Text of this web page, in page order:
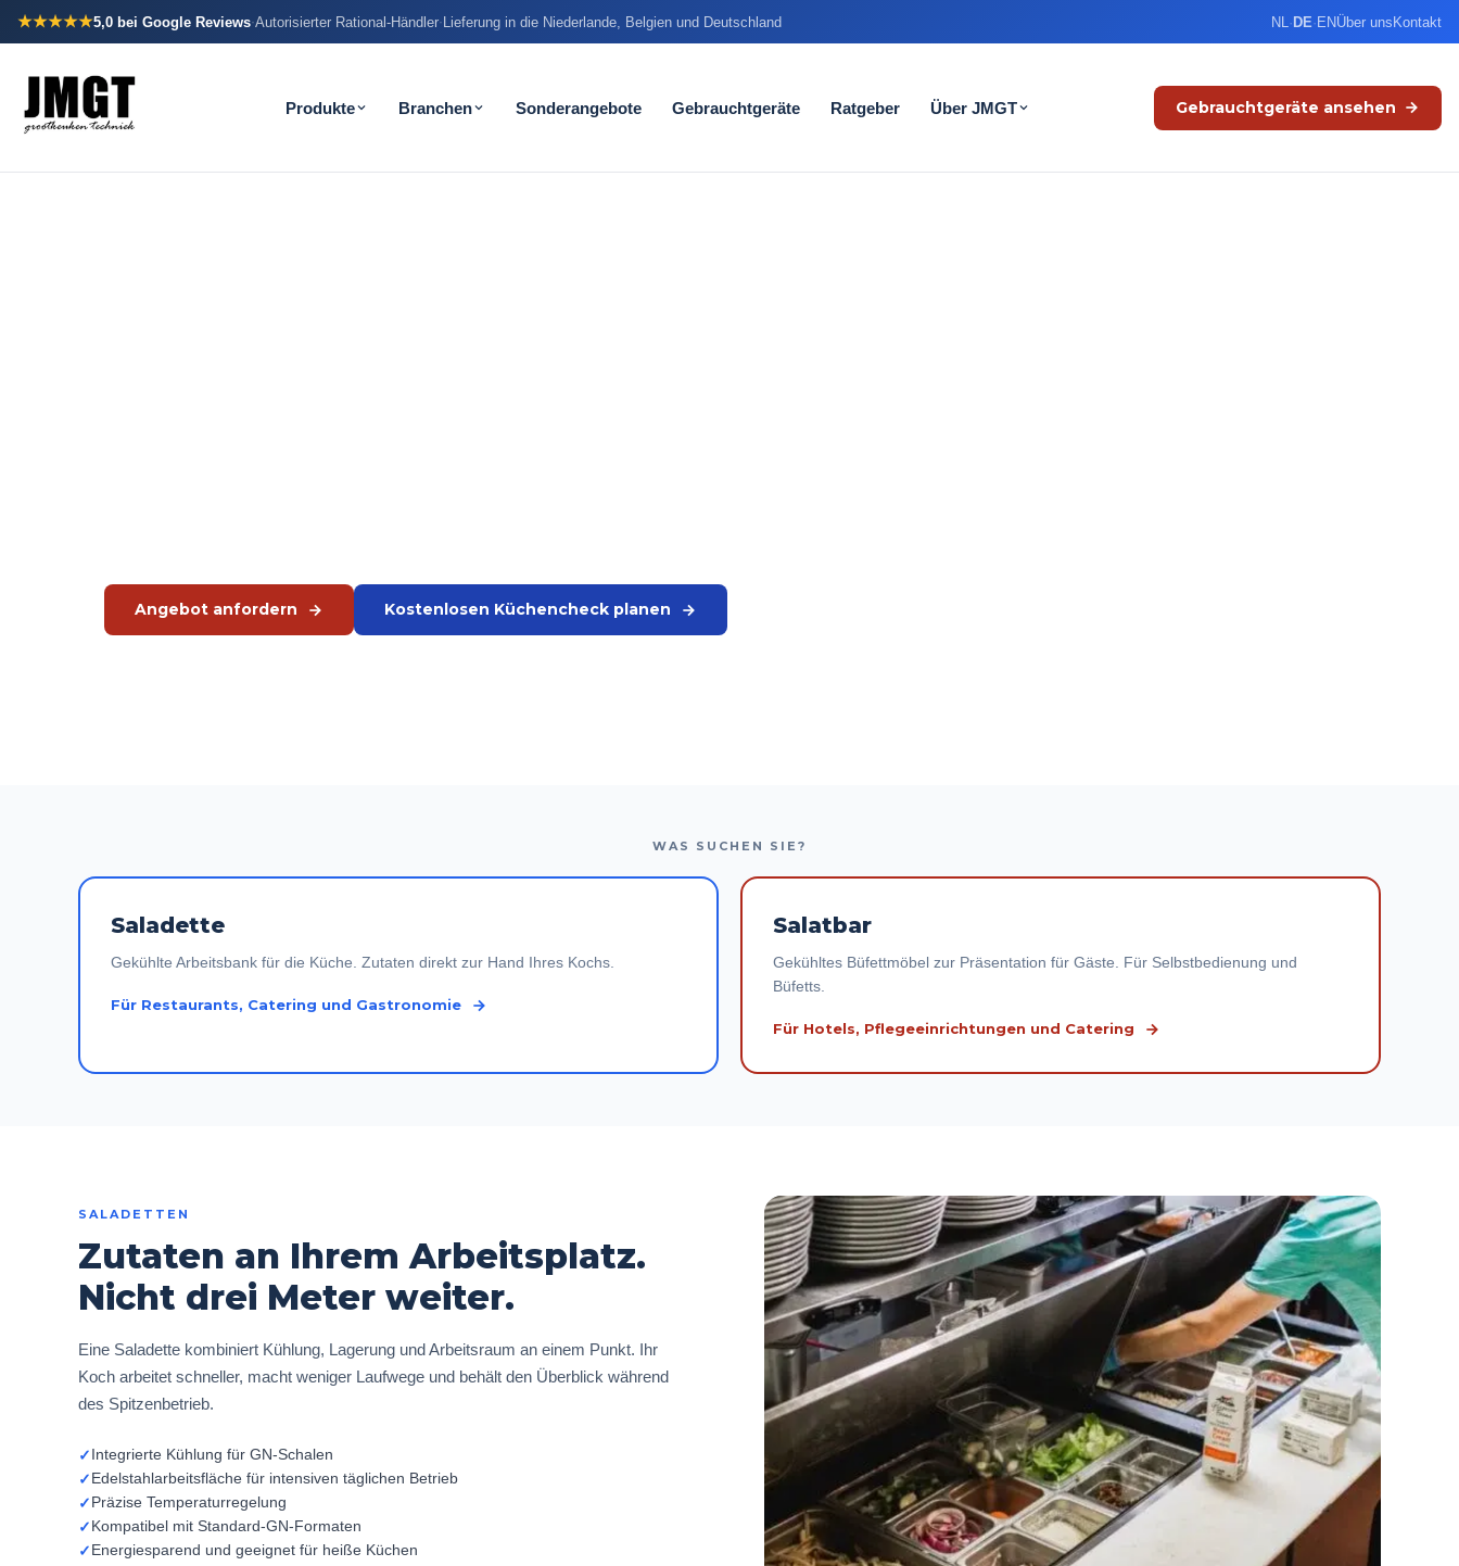
★★★★★5,0 bei Google Reviews·Autorisierter Rational-Händler·Lieferung in die Niederlande, Belgien und Deutschland NL ·DE·ENÜber unsKontakt
Produkte Branchen Sonderangebote Gebrauchtgeräte Ratgeber Über JMGT Gebrauchtgeräte ansehen
Angebot anfordern Kostenlosen Küchencheck planen
WAS SUCHEN SIE?
Saladette
Gekühlte Arbeitsbank für die Küche. Zutaten direkt zur Hand Ihres Kochs.
Für Restaurants, Catering und Gastronomie
Salatbar
Gekühltes Büfettmöbel zur Präsentation für Gäste. Für Selbstbedienung und
Büfetts.
Für Hotels, Pflegeeinrichtungen und Catering
SALADETTEN
Zutaten an Ihrem Arbeitsplatz.
Nicht drei Meter weiter.
Eine Saladette kombiniert Kühlung, Lagerung und Arbeitsraum an einem Punkt. Ihr
Koch arbeitet schneller, macht weniger Laufwege und behält den Überblick während
des Spitzenbetrieb.
✓Integrierte Kühlung für GN-Schalen
✓Edelstahlarbeitsfläche für intensiven täglichen Betrieb
✓Präzise Temperaturregelung
✓Kompatibel mit Standard-GN-Formaten
✓Energiesparend und geeignet für heiße Küchen